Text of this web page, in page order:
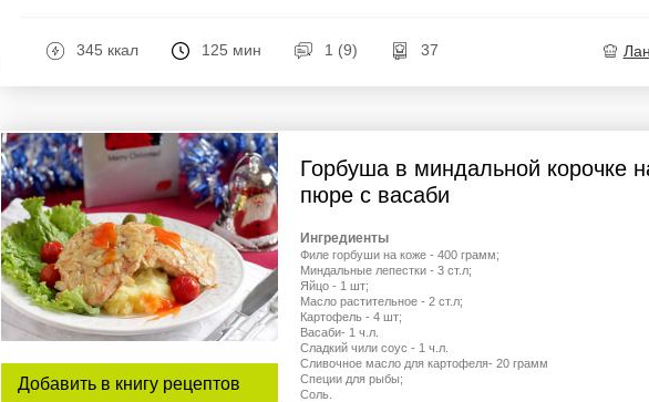
345 ккал 125 мин 1 (9) 37
Добавить в книгу рецептов
Горбуша в миндальной корочке
пюре с васаби
Ингредиенты
Филе горбуши на коже - 400 грамм;
Миндальные лепестки - 3 ст.л;
Яйцо - 1 шт;
Масло растительное - 2 ст.л;
Картофель - 4 шт;
Васаби- 1 ч.л.
Сладкий чили соус - 1 ч.л.
Сливочное масло для картофеля- 20 грамм
Специи для рыбы;
Соль.